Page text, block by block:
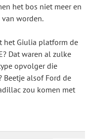
het bos niet meer en
worden.
het Giulia platform de
Dat waren al zulke
opvolger die
Beetje alsof Ford de
zou komen met